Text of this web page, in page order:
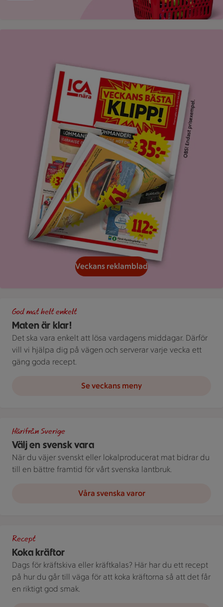
Veckans reklamblad
Maten är klar!
God mat helt enkelt
Det ska vara enkelt att lösa vardagens middagar. Därför
vill vi hjälpa dig på vägen och serverar varje vecka ett
gäng goda recept.
Se veckans meny
Välj en svensk vara
Härifrån Sverige
När du väjer svenskt eller lokalproducerat mat bidrar du
till en bättre framtid för vårt svenska lantbruk.
Våra svenska varor
Koka kräftor
Recept
Dags för kräftskiva eller kräftkalas? Här har du ett recept
på hur du går till väga för att koka kräftorna så att det får
en riktigt god smak.